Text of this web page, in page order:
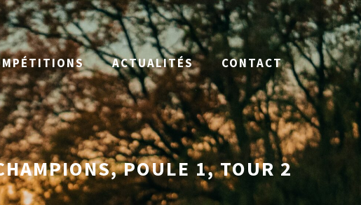
ACTUALITÉS CONTACT
POULE 1, TOUR 2